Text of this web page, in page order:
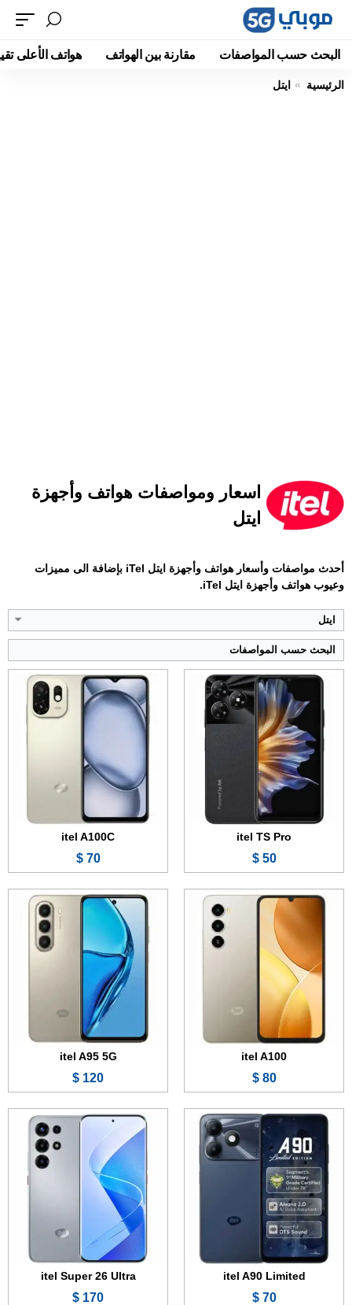
البحث حسب المواصفات مقارنة بين الهواتف هواتف الأعلى
الرئيسية ايتل
اسعار ومواصفات هواتف وأجهزة
ايتل
أحدث مواصفات وأسعار هواتف وأجهزة ايتل iTel بإضافة الى مميزات
وعيوب هواتف وأجهزة ايتل iTel.
ايتل
البحث حسب المواصفات
itel TS Pro
50 $
الشاشة:6.52 بوصة - IPS LCD
الذاكرة:64 جيجابايت
الرام:4 جيجابايت
البطارية والشحن السريع:4000 مللي أمبير
عرض الموصفات ←
itel A100C
70 $
الشاشة:
الذاكرة:64 أو 128 جيجابايت
البطارية والشحن السريع:5000 مللي أمبير
itel A100
80 $
الشاشة:6.75 بوصة - 90 هرتز - IPS LCD
128 جيجابايت
الرام:3 أو 4 أو 8 جيجابايت
الكاميرا:8 + 0.3 ميجابكسل
المعالج:Unisoc T7250
البطارية والشحن السريع:5000 مللي أمبير - 15 واط
عرض الموصفات ←
itel A95 5G
120 $
الشاشة:6.67 بوصة - 120 هرتز - IPS LCD
الذاكرة:
المعالج:Mediatek Dimensity 6300
البطارية والشحن السريع:
عرض الموصفات ←
itel A90 Limited
70 $
الكاميرا:13 + 0.3 ميجابكسل
المعالج:
البطارية والشحن السريع:
عرض الموصفات ←
itel Super 26 Ultra
170 $
الشاشة:6.78 بوصة - 144 هرتز - AMOLED
الذاكرة:128 أو 256 جيجابايت
الرام:8 جيجابايت
الكاميرا:50 + 2 ميجابكسل
Unisoc T7300
البطارية والشحن السريع:
عرض الموصفات ←
الشاشة:6.6 بوصة - 90 هرتز - IPS LCD
الذاكرة:64 أو 128 جيجابايت
الرام:3 أو 4 جيجابايت
الكاميرا:13 + 0.3 ميجابكسل
المعالج:Unisoc T7100
البطارية والشحن السريع:
عرض الموصفات ←
الشاشة:
128 أو 256 جيجابايت
الرام:4 أو 6 أو 8 جيجابايت
الكاميرا:13 + 0.3 ميجابكسل
المعالج:Unisoc T7250
البطارية والشحن السريع:
عرض الموصفات ←